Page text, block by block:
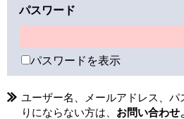
パスワード
パスワードを表示
ユーザー名、メールアドレス、
りにならない方は、 お問い合わせ